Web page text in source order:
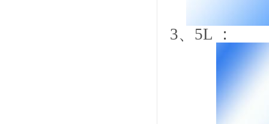
3、 5L ：